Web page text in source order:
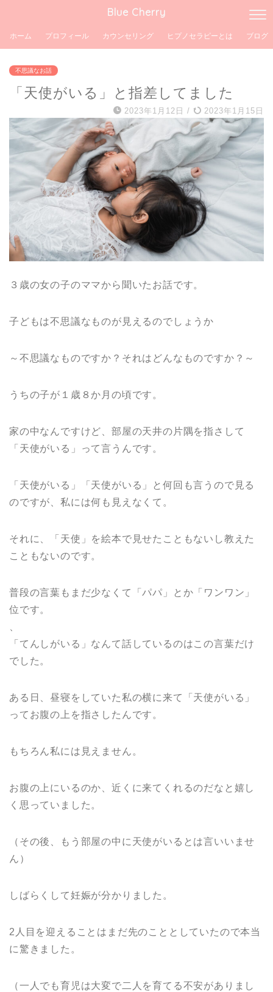
Blue Cherry
ホーム プロフィール カウンセリング ヒプノセラピーとは ブログ
不思議なお話
「天使がいる」と指差してました
2023年1月12日 / 2023年1月15日
３歳の女の子のママから聞いたお話です。
子どもは不思議なものが見えるのでしょうか
～不思議なものですか？それはどんなものですか？～
うちの子が１歳８か月の頃です。
家の中なんですけど、部屋の天井の片隅を指さして
「天使がいる」って言うんです。
「天使がいる」「天使がいる」と何回も言うので見る
のですが、私には何も見えなくて。
それに、「天使」を絵本で見せたこともないし教えた
こともないのです。
普段の言葉もまだ少なくて「パパ」とか「ワンワン」
位です。
「てんしがいる」なんて話しているのはこの言葉だけ
でした。
ある日、昼寝をしていた私の横に来て「天使がいる」
ってお腹の上を指さしたんです。
もちろん私には見えません。
お腹の上にいるのか、近くに来てくれるのだなと嬉し
く思っていました。
（その後、もう部屋の中に天使がいるとは言いいませ
ん）
しばらくして妊娠が分かりました。
2人目を迎えることはまだ先のこととしていたので本当
に驚きました。
（一人でも育児は大変で二人を育てる不安がありまし